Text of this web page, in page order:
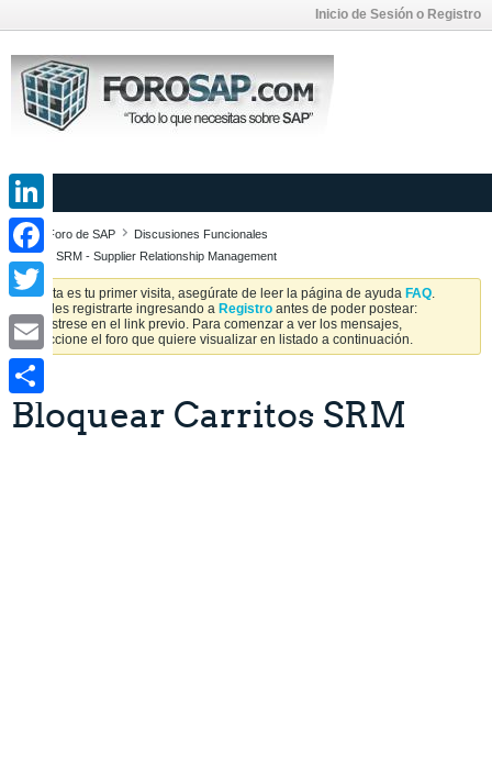
Inicio de Sesión o Registro
Foro de SAP
Discusiones Funcionales
SAP SRM - Supplier Relationship Management
Si esta es tu primer visita, asegúrate de leer la página de ayuda FAQ.
Puedes registrarte ingresando a Registro antes de poder postear:
Regístrese en el link previo. Para comenzar a ver los mensajes,
seleccione el foro que quiere visualizar en listado a continuación.
Bloquear Carritos SRM
LinkedIn
Facebook
Twitter
Email
Share